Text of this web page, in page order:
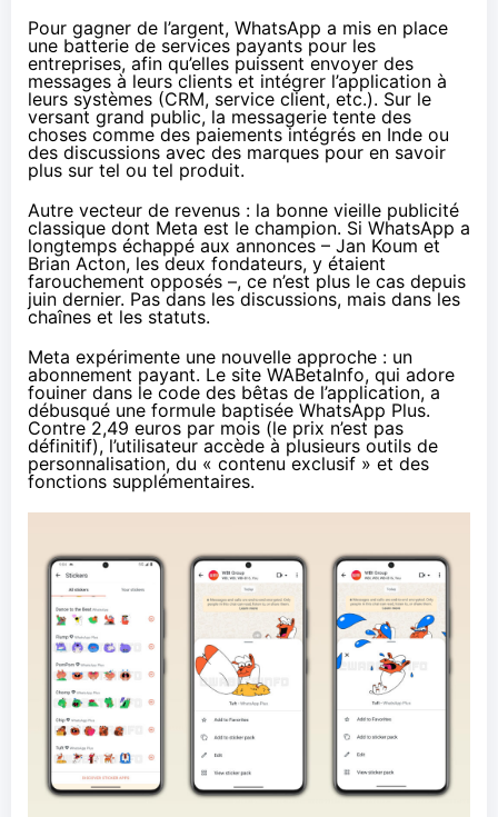
Pour gagner de l’argent, WhatsApp a mis en place
une batterie de services payants pour les
entreprises, afin qu’elles puissent envoyer des
messages à leurs clients et intégrer l’application à
leurs systèmes (CRM, service client, etc.). Sur le
versant grand public, la messagerie tente des
choses comme des paiements intégrés en Inde ou
des discussions avec des marques pour en savoir
plus sur tel ou tel produit.
Autre vecteur de revenus : la bonne vieille publicité
classique dont Meta est le champion. Si WhatsApp a
longtemps échappé aux annonces – Jan Koum et
Brian Acton, les deux fondateurs, y étaient
farouchement opposés –, ce n’est plus le cas depuis
juin dernier. Pas dans les discussions, mais dans les
chaînes et les statuts.
Meta expérimente une nouvelle approche : un
abonnement payant. Le site WABetaInfo, qui adore
fouiner dans le code des bêtas de l’application, a
débusqué une formule baptisée WhatsApp Plus.
Contre 2,49 euros par mois (le prix n’est pas
définitif), l’utilisateur accède à plusieurs outils de
personnalisation, du « contenu exclusif » et des
fonctions supplémentaires.